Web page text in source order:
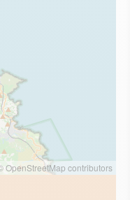
OpenStreetMap contributors